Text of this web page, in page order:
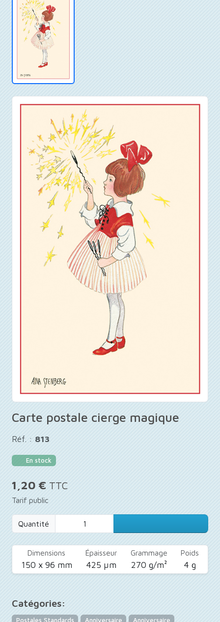
Carte postale cierge magique
Réf. : 813
En stock
1,20 € TTC
Tarif public
Quantité
Dimensions
150 x 96 mm
Épaisseur
425 µm
Grammage
270 g/m²
Poids
4 g
Catégories:
Postales Standards Anniversaire Anniversaire